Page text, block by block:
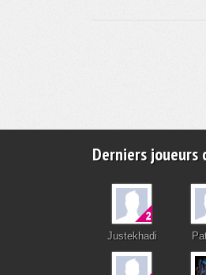
Derniers joueurs
Justekhadi